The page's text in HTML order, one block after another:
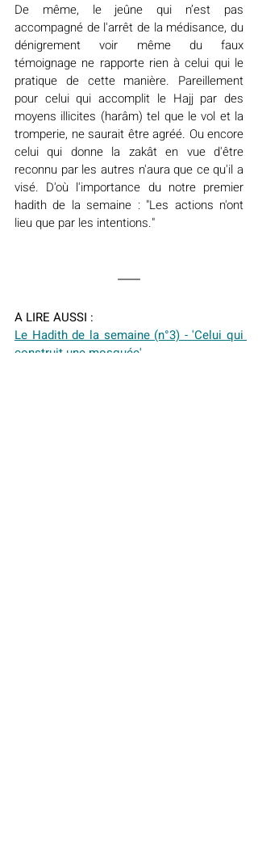
De même, le jeûne qui n’est pas
accompagné de l'arrêt de la médisance, du
dénigrement voir même du faux
témoignage ne rapporte rien à celui qui le
pratique de cette manière. Pareillement
pour celui qui accomplit le Hajj par des
moyens illicites (harâm) tel que le vol et la
tromperie, ne saurait être agréé. Ou encore
celui qui donne la zakât en vue d'être
reconnu par les autres n'aura que ce qu'il a
visé. D'où l'importance du notre premier
hadith de la semaine : "Les actions n'ont
lieu que par les intentions."
A LIRE AUSSI :
Le Hadith de la semaine (n°3) - 'Celui qui
construit une mosquée'